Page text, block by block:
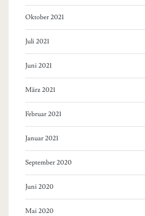
Oktober 2021
Juli 2021
Juni 2021
März 2021
Februar 2021
Januar 2021
September 2020
Juni 2020
Mai 2020